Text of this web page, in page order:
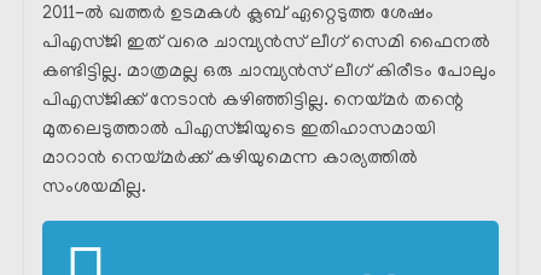
2011-ൽ ഖത്തർ ഉടമകൾ ക്ലബ് ഏറ്റെടുത്ത ശേഷം
പിഎസ്ജി ഇത് വരെ ചാമ്പ്യൻസ് ലീഗ് സെമി ഫൈനൽ
കണ്ടിട്ടില്ല. മാത്രമല്ല ഒരു ചാമ്പ്യൻസ് ലീഗ് കിരീടം പോലും
പിഎസ്ജിക്ക് നേടാൻ കഴിഞ്ഞിട്ടില്ല. നെയ്മർ തന്റെ
മുതലെടുത്താൽ പിഎസ്ജിയുടെ ഇതിഹാസമായി
മാറാൻ നെയ്മർക്ക് കഴിയുമെന്ന കാര്യത്തിൽ
സംശയമില്ല.